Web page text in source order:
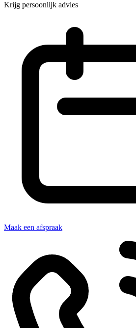
Krijg persoonlijk advies
Maak een afspraak